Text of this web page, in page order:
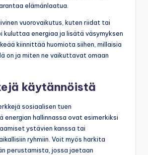
elämänlaatua.
vuorovaikutus, kuten riidat tai
kuluttaa energiaa ja lisätä väsymyksen
kiinnittää huomiota siihen, millaisia
on ja miten ne vaikuttavat omaan
käytännöistä
sosiaalisen tuen
energian hallinnassa ovat esimerkiksi
ystävien kanssa tai
ryhmiin. Voit myös harkita
perustamista, jossa jaetaan